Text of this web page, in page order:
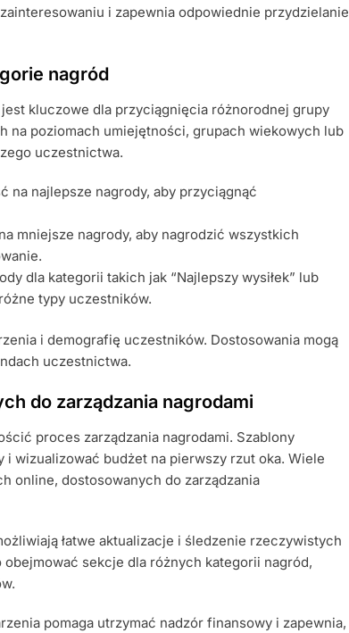
i zapewnia odpowiednie przydzielanie
nagród
kluczowe dla przyciągnięcia różnorodnej grupy
na poziomach umiejętności, grupach wiekowych lub
uczestnictwa.
na najlepsze nagrody, aby przyciągnąć
mniejsze nagrody, aby nagrodzić wszystkich
dla kategorii takich jak “Najlepszy wysiłek” lub
typy uczestników.
i demografię uczestników. Dostosowania mogą
uczestnictwa.
do zarządzania nagrodami
proces zarządzania nagrodami. Szablony
i wizualizować budżet na pierwszy rzut oka. Wiele
online, dostosowanych do zarządzania
łatwe aktualizacje i śledzenie rzeczywistych
sekcje dla różnych kategorii nagród,
pomaga utrzymać nadzór finansowy i zapewnia,